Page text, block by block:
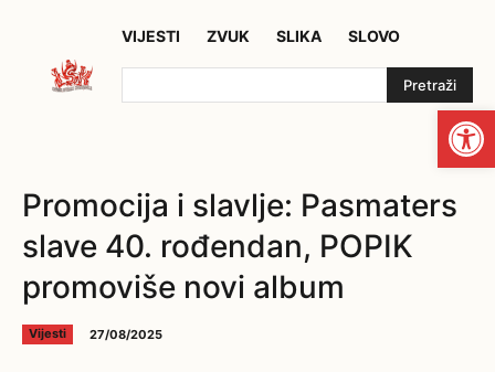
VIJESTI ZVUK SLIKA SLOVO
Pretraži
Promocija i slavlje: Pasmaters
slave 40. rođendan, POPIK
promoviše novi album
Vijesti 27/08/2025